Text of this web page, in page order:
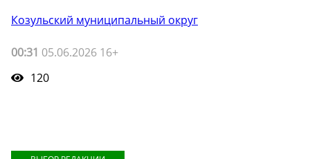
Козульский муниципальный округ
00:31 05.06.2026 16+
120